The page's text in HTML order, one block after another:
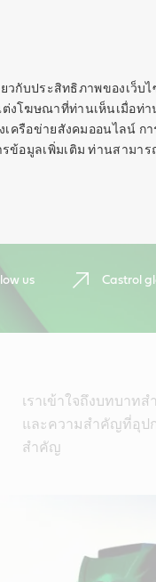
วกับประสิทธิภาพของเว็บ
งโฆษณาที่ท่านเห็นเมื่อท่า
ครือข่ายสังคมออนไลน์ ก
ข้อมูลเพิ่มเติม ท่านสามาร
us Castrol
เราเข้าใจถึงบทบาท
และความสำคัญที่อุป
สำคัญ